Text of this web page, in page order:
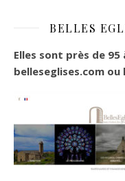
BELLES
Elles sont près de
belleseglises.com